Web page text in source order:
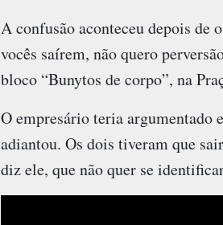
A confusão aconteceu depois de
vocês saírem, não quero
bloco “Bunytos de corpo”, na
O empresário teria argumentado
adiantou. Os dois tiveram que
diz ele, que não quer se